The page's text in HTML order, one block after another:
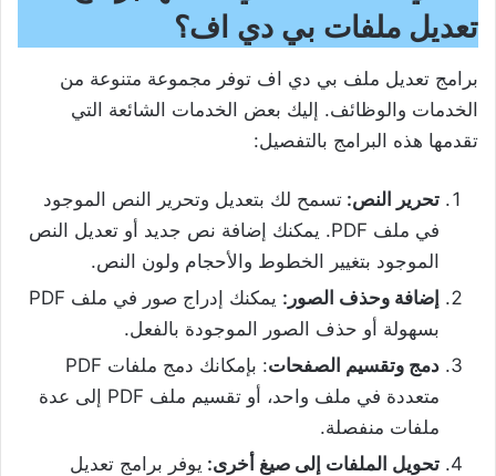
تعديل ملفات بي دي اف؟
برامج تعديل ملف بي دي اف توفر مجموعة متنوعة من
الخدمات والوظائف. إليك بعض الخدمات الشائعة التي
تقدمها هذه البرامج بالتفصيل:
تحرير النص: تسمح لك بتعديل وتحرير النص الموجود
في ملف PDF. يمكنك إضافة نص جديد أو تعديل النص
الموجود بتغيير الخطوط والأحجام ولون النص.
إضافة وحذف الصور:
يمكنك إدراج صور في ملف PDF
بسهولة أو حذف الصور الموجودة بالفعل.
دمج وتقسيم الصفحات
: بإمكانك دمج ملفات PDF
متعددة في ملف واحد، أو تقسيم ملف PDF إلى عدة
ملفات منفصلة.
تحويل الملفات إلى صيغ أخرى: يوفر برامج تعديل